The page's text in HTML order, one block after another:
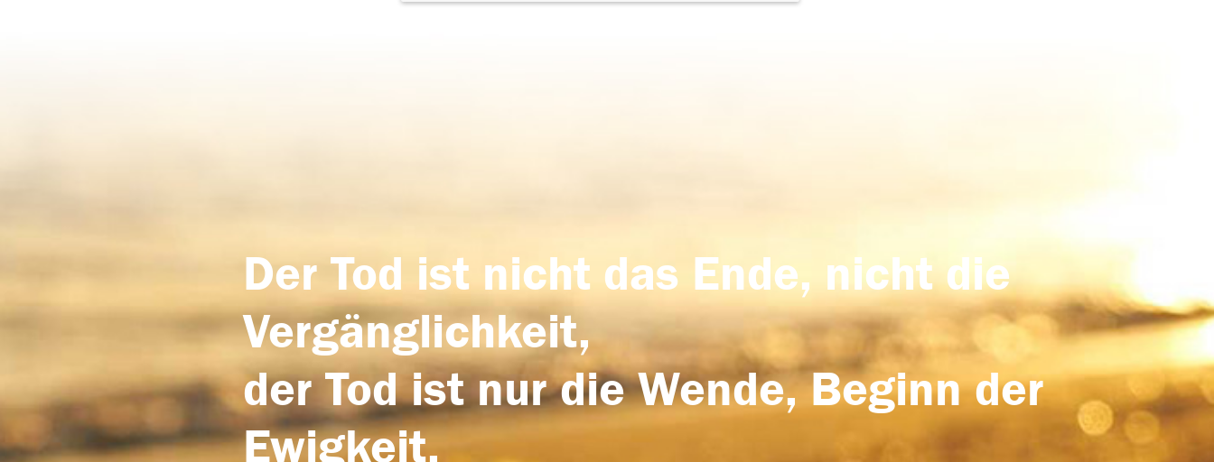
Der Tod ist nicht das Ende, nicht die
Vergänglichkeit,
der Tod ist nur die Wende, Beginn der
Ewigkeit.